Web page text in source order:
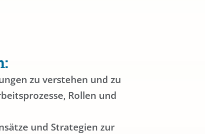
zu verstehen und zu
Rollen und
und Strategien zur